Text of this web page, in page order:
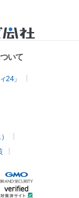
いて
24」